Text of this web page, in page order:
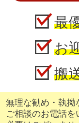
最
お
搬
無理な勧め・執拗
ご相談のお電話を